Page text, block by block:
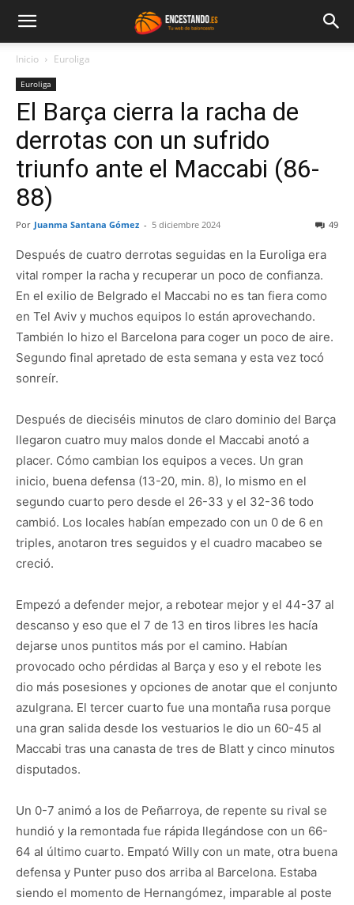
Inicio Euroliga
Euroliga
El Barça cierra la racha de
derrotas con un sufrido
triunfo ante el Maccabi (86-
88)
Por Juanma Santana Gómez - 5 diciembre 2024 49
Después de cuatro derrotas seguidas en la Euroliga era
vital romper la racha y recuperar un poco de confianza.
En el exilio de Belgrado el Maccabi no es tan fiera como
en Tel Aviv y muchos equipos lo están aprovechando.
También lo hizo el Barcelona para coger un poco de aire.
Segundo final apretado de esta semana y esta vez tocó
sonreír.
Después de dieciséis minutos de claro dominio del Barça
llegaron cuatro muy malos donde el Maccabi anotó a
placer. Cómo cambian los equipos a veces. Un gran
inicio, buena defensa (13-20, min. 8), lo mismo en el
segundo cuarto pero desde el 26-33 y el 32-36 todo
cambió. Los locales habían empezado con un 0 de 6 en
triples, anotaron tres seguidos y el cuadro macabeo se
creció.
Empezó a defender mejor, a rebotear mejor y el 44-37 al
descanso y eso que el 7 de 13 en tiros libres les hacía
dejarse unos puntitos más por el camino. Habían
provocado ocho pérdidas al Barça y eso y el rebote les
dio más posesiones y opciones de anotar que el conjunto
azulgrana. El tercer cuarto fue una montaña rusa porque
una gran salida desde los vestuarios le dio un 60-45 al
Maccabi tras una canasta de tres de Blatt y cinco minutos
disputados.
Un 0-7 animó a los de Peñarroya, de repente su rival se
hundió y la remontada fue rápida llegándose con un 66-
64 al último cuarto. Empató Willy con un mate, otra buena
defensa y Punter puso dos arriba al Barcelona. Estaba
siendo el momento de Hernangómez, imparable al poste